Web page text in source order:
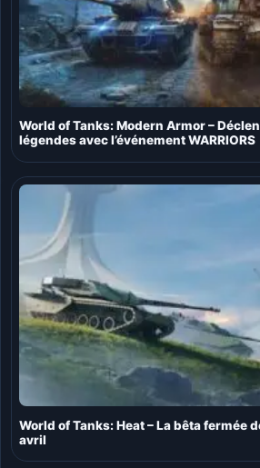
World of Tanks: Modern Armor –
légendes avec l’événement WARRIORS
World of Tanks: Heat – La bêta fermée
avril